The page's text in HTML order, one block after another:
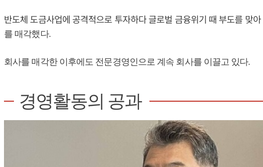
반도체 도금사업에 공격적으로 투자하다 글로벌 금융위기 때 부도를 맞아
를 매각했다.
회사를 매각한 이후에도 전문경영인으로 계속 회사를 이끌고 있다.
경영활동의 공과